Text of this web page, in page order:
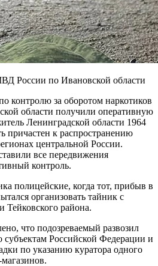
России по Ивановской области
контролю за оборотом наркотиков
области получили оперативную
Ленинградской области 1964
причастен к распространению
центральной России.
все передвижения
контроль.
полицейские, когда тот, прибыв в
организовать тайник с
Тейковского района.
что подозреваемый развозил
Российской Федерации и
по указанию куратора одного